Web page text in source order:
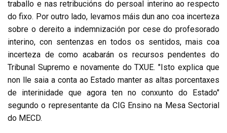
traballo e nas retribucións do persoal interino ao respecto
do fixo. Por outro lado, levamos máis dun ano coa incerteza
sobre o dereito a indemnización por cese do profesorado
interino, con sentenzas en todos os sentidos, mais coa
incerteza de como acabarán os recursos pendentes do
Tribunal Supremo e novamente do TXUE. "Isto explica que
non lle saia a conta ao Estado manter as altas porcentaxes
de interinidade que agora ten no conxunto do Estado"
segundo o representante da CIG Ensino na Mesa Sectorial
do MECD.